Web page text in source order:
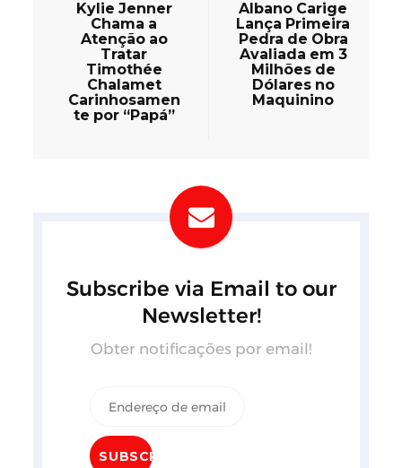
Kylie Jenner
Chama a
Atenção ao
Tratar
Timothée
Chalamet
Carinhosamen
te por “Papá”
Albano Carige
Lança Primeira
Pedra de Obra
Avaliada em 3
Milhões de
Dólares no
Maquinino
Subscribe via Email to our
Newsletter!
Obter notificações por email!